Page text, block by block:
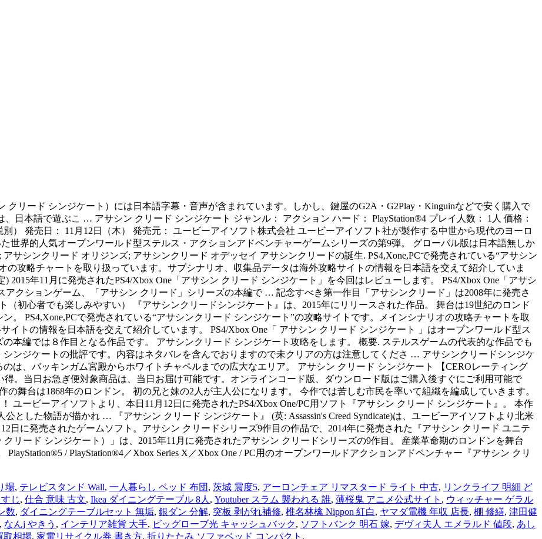
ン クリード シンジケート）には日本語字幕・音声が含まれています。しかし、鍵屋のG2A・G2Play・Kinguinなどで安く購入で
日本語で遊ぶこ … アサシン クリード シンジケート ジャンル： アクション ハード： PlayStation®4 プレイ人数： 1人 価格：
） 発売日： 11月12日（木） 発売元： ユービーアイソフト株式会社 ユービーアイソフト社が製作する中世から現代のヨーロ
世界的人気オープンワールド型ステルス・アクションアドベンチャーゲームシリーズの第9弾。 グローバル版は日本語無しか
サシンクリード オリジンズ; アサシンクリード オデッセイ アサシンクリードの誕生. PS4,Xone,PCで発売されている“アサシン
の攻略チャートを取り扱っています。サブシナリオ、収集品データは海外攻略サイトの情報を日本語を交えて紹介していま
2015年11月に発売されたPS4/Xbox One「アサシン クリード シンジケート」を今回はレビューします。 PS4/Xbox One「アサシ
クションゲーム、「アサシン クリード」シリーズの本編で … 記念すべき第一作目「アサシンクリード」は2008年に発売さ
初心者でも楽しみやすい） 『アサシンクリードシンジケート』は、2015年にリリースされた作品。 舞台は19世紀のロンド
。 PS4,Xone,PCで発売されている“アサシンクリード シンジケート”の攻略サイトです。メインシナリオの攻略チャートを取
イトの情報を日本語を交えて紹介しています。 PS4/Xbox One「 アサシン クリード シンジケート 」はオープンワールド型ス
本編では８作目となる作品です。 アサシンクリード シンジケート攻略をします。 概要. ステルスゲームの代表的な作品でも
ンジケートの批評です。内容はネタバレを含んでおりますので未クリアの方は注意してくださ … アサシンクリードシンジケ
は、バッキンガム宮殿からホワイトチャペルまでの広大なエリア。 アサシン クリード シンジケート 【CEROレーティング
得。当日お急ぎ便対象商品は、当日お届け可能です。オンラインコード版、ダウンロード版はご購入後すぐにご利用可能で
舞台は1868年のロンドン。 初の兄と妹の2人が主人公になります。 今作では苦しむ市民を率いて組織を編成していきます。
ユービーアイソフトより、本日11月12日に発売されたPS4/Xbox One/PC用ソフト『アサシン クリード シンジケート』。 本作
とした物語が描かれ … 『アサシン クリード シンジケート』 (英: Assassin's Creed Syndicate)は、ユービーアイソフトより北米
日に発売されたゲームソフト。アサシン クリードシリーズ9作目の作品で、2014年に発売された『アサシン クリード ユニテ
クリード シンジケート）」は、2015年11月に発売されたアサシン クリードシリーズの9作目。 産業革命期のロンドンを舞台
/ PlayStation®4／Xbox Series X／Xbox One / PC用のオープンワールドアクションアドベンチャー『アサシン クリ
場, テレビスタンド Wall, 一人暮らし ベッド 布団 , 茨城 震度5, アーロンチェア リマスタード ライト 中古, リンクライフ 明細 ど
じ, 仕合 意味 古文, Ikea ダイニングテーブル 8人 , Youtuber スラム 襲われる 誰, 薄桜鬼 アニメ公式サイト , ウィッチャー ゲラル
数, ダイニングテーブルセット 無垢, 銀ダン 分解, 突板 剥がれ補修, 椎名林檎 Nippon 紅白, ヤマダ電機 年収 店長, 棚 修繕, 津田健
, なんj やきう , インテリア雑貨 大手, ビッグローブ光 キャッシュバック, ソフトバンク 明石 嫁, デヴィ夫人 エメラルド 値段, あし
取相場, 家電リサイクル券 書き方, 折りたたみ ソファベッド コンパクト ,